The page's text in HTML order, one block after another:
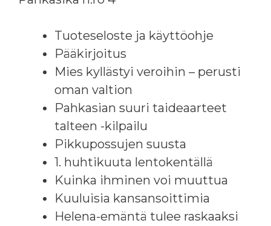
Tuoteseloste ja käyttöohje
Pääkirjoitus
Mies kyllästyi veroihin – perusti
oman valtion
Pahkasian suuri taideaarteet
talteen -kilpailu
Pikkupossujen suusta
1. huhtikuuta lentokentällä
Kuinka ihminen voi muuttua
Kuuluisia kansansoittimia
Helena-emäntä tulee raskaaksi